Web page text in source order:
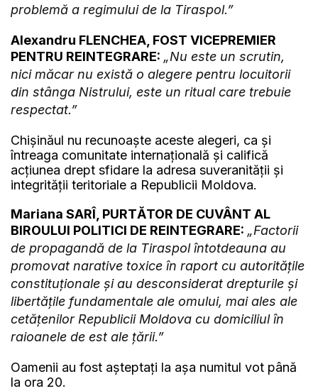
problemă a regimului de la Tiraspol.”
Alexandru FLENCHEA, FOST VICEPREMIER
PENTRU REINTEGRARE: „Nu este un scrutin,
nici măcar nu există o alegere pentru locuitorii
din stânga Nistrului, este un ritual care trebuie
respectat.”
Chișinăul nu recunoaște aceste alegeri, ca și
întreaga comunitate internațională și califică
acțiunea drept sfidare la adresa suveranității și
integrității teritoriale a Republicii Moldova.
Mariana SARÎ, PURTĂTOR DE CUVÂNT AL
BIROULUI POLITICI DE REINTEGRARE: „Factorii
de propagandă de la Tiraspol întotdeauna au
promovat narative toxice în raport cu autoritățile
constituționale și au desconsiderat drepturile și
libertățile fundamentale ale omului, mai ales ale
cetățenilor Republicii Moldova cu domiciliul în
raioanele de est ale țării.”
Oamenii au fost așteptați la așa numitul vot până
la ora 20.